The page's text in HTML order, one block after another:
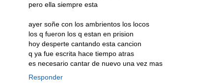
pero ella siempre esta
ayer soñe con los ambrientos los locos
los q fueron los q estan en prision
hoy desperte cantando esta cancion
q ya fue escrita hace tiempo atras
es necesario cantar de nuevo una vez mas
Responder